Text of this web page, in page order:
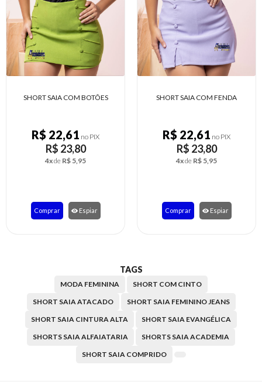
SHORT SAIA COM FENDA
R$ 22,61
R$ 23,80
4xde
Comprar
SHORT BRIM FEMININO
R$ 21,12
R$ 22,23
4xde
Comprar
TAGS
MODA FEMININA
SHORT COM CINTO
SHORT SAIA ATACADO
SHORT SAIA FEMININO JEANS
SHORT SAIA CINTURA ALTA
SHORT SAIA EVANGÉLICA
SHORTS SAIA ALFAIATARIA
SHORTS SAIA ACADEMIA
SHORT SAIA COMPRIDO